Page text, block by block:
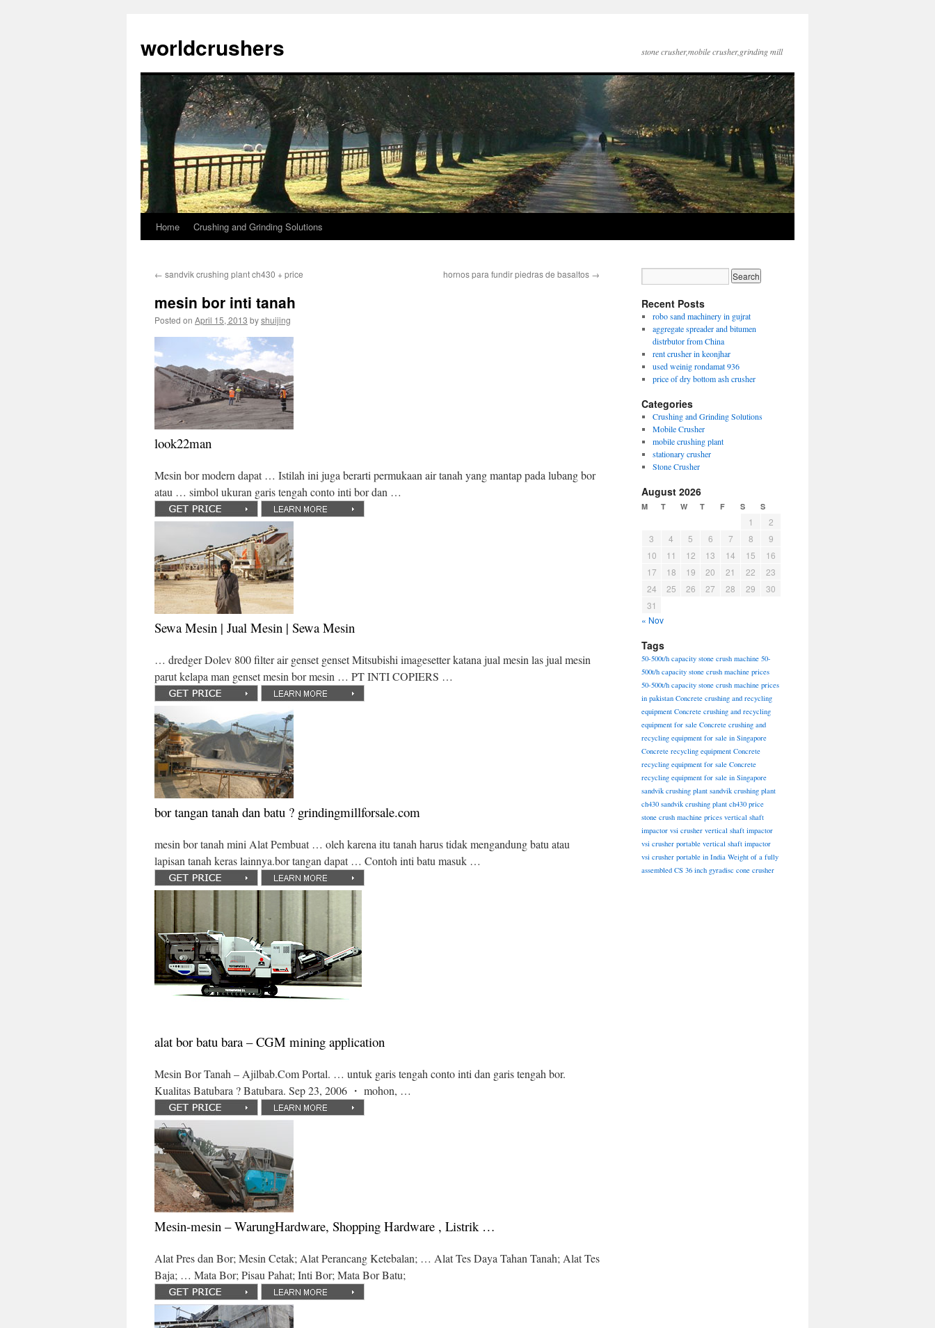
worldcrushers stone crusher,mobile crusher,grinding mill
Skip
content
Home Crushing and Grinding Solutions
← sandvik crushing plant ch430 + price hornos para fundir piedras de basaltos →
mesin bor inti tanah
Posted on April 15, 2013 byshuijing
look22man
Mesin bor modern dapat … Istilah ini juga berarti permukaan air tanah yang mantap pada lubang bor
atau … simbol ukuran garis tengah conto inti bor dan …
Sewa Mesin | Jual Mesin | Sewa Mesin
… dredger Dolev 800 filter air genset genset Mitsubishi imagesetter katana jual mesin las jual mesin
parut kelapa man genset mesin bor mesin … PT INTI COPIERS …
bor tangan tanah dan batu ? grindingmillforsale.com
mesin bor tanah mini Alat Pembuat … oleh karena itu tanah harus tidak mengandung batu atau
lapisan tanah keras lainnya.bor tangan dapat … Contoh inti batu masuk …
alat bor batu bara – CGM mining application
Mesin Bor Tanah – Ajilbab.Com Portal. … untuk garis tengah conto inti dan garis tengah bor.
Kualitas Batubara ? Batubara. Sep 23, 2006 ・ mohon, …
Mesin-mesin – WarungHardware, Shopping Hardware , Listrik …
Alat Pres dan Bor; Mesin Cetak; Alat Perancang Ketebalan; … Alat Tes Daya Tahan Tanah; Alat Tes
Baja; … Mata Bor; Pisau Pahat; Inti Bor; Mata Bor Batu;
Recent Posts
robo sand machinery in gujrat
aggregate spreader and bitumen
distrbutor from China
rent crusher in keonjhar
used weinig rondamat 936
price of dry bottom ash crusher
Categories
Crushing and Grinding Solutions
Mobile Crusher
mobile crushing plant
stationary crusher
Stone Crusher
August 2026
M T W T F S S
« Nov
1
2
3
4 5 6 7 8
9
10
11 12 13 14 15
16
17
18 19 20 21 22
23
24
25 26 27 28 29
30
31
Tags
50-500t/h capacity stone crush machine 50-
500t/h capacity stone crush machine prices
50-500t/h capacity stone crush machine prices
in pakistan Concrete crushing and recycling
equipment Concrete crushing and recycling
equipment for sale Concrete crushing and
recycling equipment for sale in Singapore
Concrete recycling equipment Concrete
recycling equipment for sale Concrete
recycling equipment for sale in Singapore
sandvik crushing plant sandvik crushing plant
ch430 sandvik crushing plant ch430 price
stone crush machine prices vertical shaft
impactor vsi crusher vertical shaft impactor
vsi crusher portable vertical shaft impactor
vsi crusher portable in India Weight of a fully
assembled CS 36 inch gyradisc cone crusher